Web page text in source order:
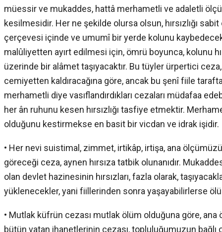
müessir ve mukaddes, hattâ merhametli ve adaletli
kesilmesidir. Her ne şekilde olursa olsun, hırsızlığı
çerçevesi içinde ve umumî bir yerde kolunu
malûliyetten ayırt edilmesi için, ömrü boyunca, kolunu
üzerinde bir alâmet taşıyacaktır. Bu tüyler ürpertici
cemiyetten kaldıracağına göre, ancak bu şenî fiile
merhametli diye vasıflandırdıkları cezaları müdafaa
her ân ruhunu kesen hırsızlığı tasfiye etmektir.
olduğunu kestirmekse en basit bir vicdan ve idrak işidir.
• Her nevi suistimal, zimmet, irtikâp, irtişa, ana
göreceği ceza, aynen hırsıza tatbik olunanıdır.
olan devlet hazinesinin hırsızları, fazla olarak,
yüklenecekler, yani fiillerinden sonra yaşayabilirlerse
• Mutlak küfrün cezası mutlak ölüm olduğuna göre,
bütün vatan ihanetlerinin cezası, topluluğumuzun